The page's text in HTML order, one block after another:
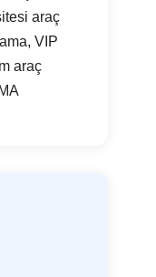
araç
VIP
araç